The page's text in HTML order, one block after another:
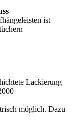
ist
Lackierung
möglich. Dazu